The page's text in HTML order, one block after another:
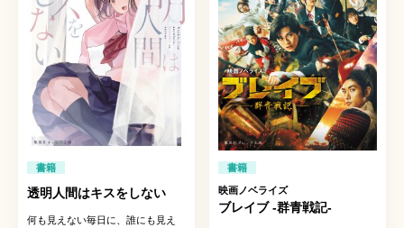
書籍
透明人間はキスをしない
何も見えない毎日に、誰にも見え
書籍
映画ノベライズ
ブレイブ -群青戦記-